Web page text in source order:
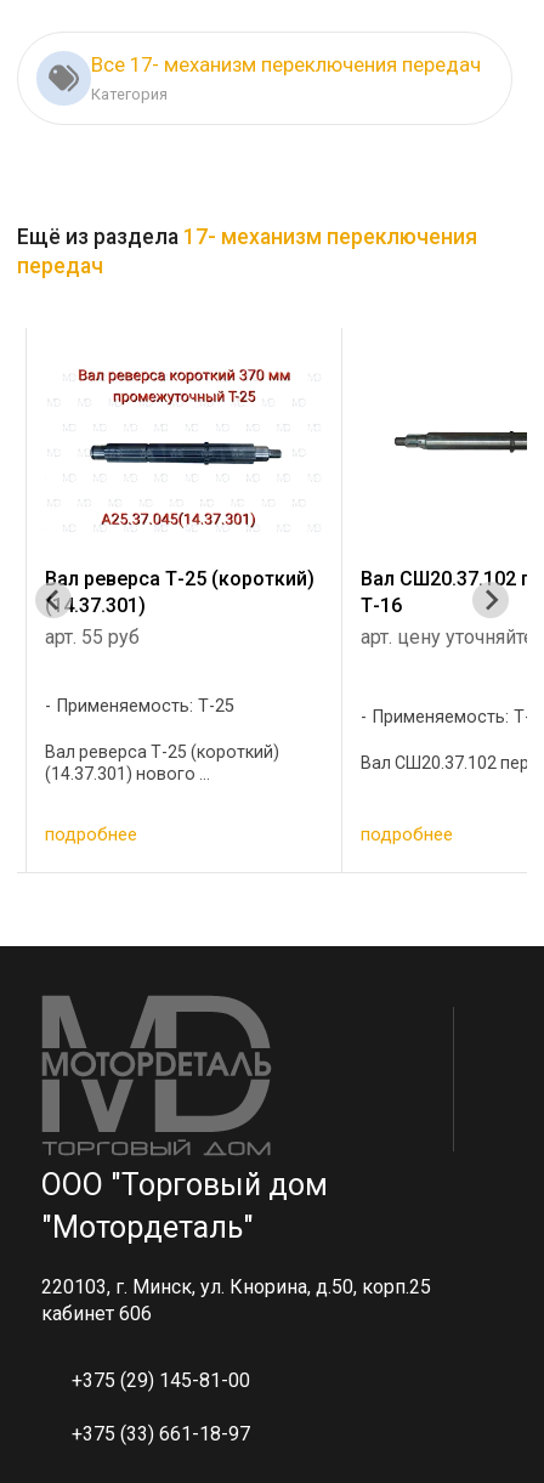
Все 17- механизм переключения передач
Категория
Ещё из раздела 17- механизм переключения
передач
(короткий)
Вал СШ20.37.102 первичный
Применяемость: Т-16
Вал СШ20.37.102 первичный ...
Валик
Т-25
ООО "Торговый дом
"Мотордеталь"
220103, г. Минск, ул. Кнорина, д.50, корп.25
кабинет 606
+375 (29) 145-81-00
+375 (33) 661-18-97